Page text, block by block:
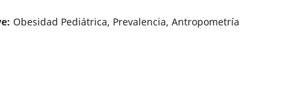
Obesidad Pediátrica, Prevalencia, Antropometría